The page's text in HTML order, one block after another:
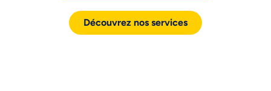
Découvrez nos services